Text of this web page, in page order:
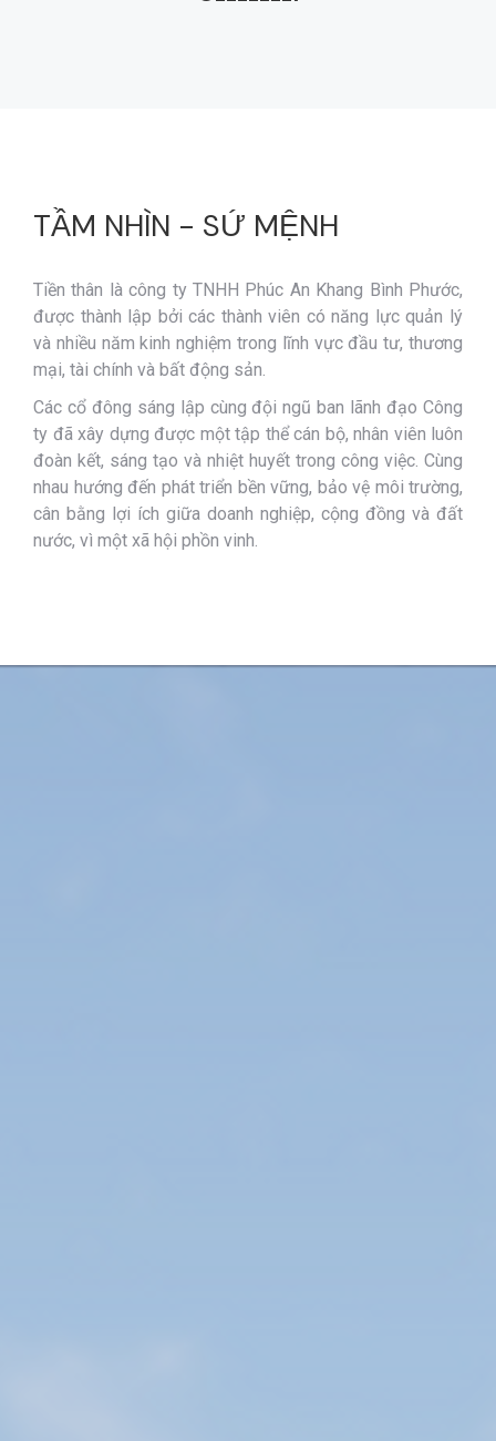
TẦM NHÌN - SỨ MỆNH
Tiền thân là công ty TNHH Phúc An Khang Bình Phước,
được thành lập bởi các thành viên có năng lực quản lý
và nhiều năm kinh nghiệm trong lĩnh vực đầu tư, thương
mại, tài chính và bất động sản.
Các cổ đông sáng lập cùng đội ngũ ban lãnh đạo Công
ty đã xây dựng được một tập thể cán bộ, nhân viên luôn
đoàn kết, sáng tạo và nhiệt huyết trong công việc. Cùng
nhau hướng đến phát triển bền vững, bảo vệ môi trường,
cân bằng lợi ích giữa doanh nghiệp, cộng đồng và đất
nước, vì một xã hội phồn vinh.